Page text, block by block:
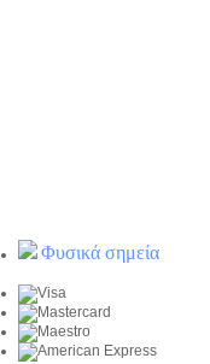
Φυσικά σημεία